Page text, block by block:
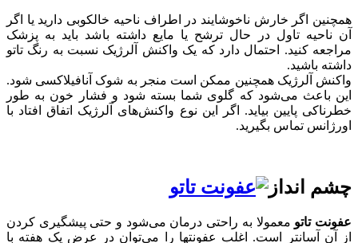
همچنین اگر خارش ناخوشایند در اطراف ناحیه خالکوبی دارید یا اگر
آن ناحیه تاول در حال ترشح یا مایع داشته باشد باید به پزشک
مراجعه کنید. احتمال دارد که یک واکنش آلرژیک نسبت به رنگ تاتو
داشته باشید.
واکنش آلرژیک همچنین ممکن است منجر به شوک آنافیلاکسی شود.
این باعث می‌شود که گلوی شما بسته شود و فشار خون به طور
خطرناکی پایین بیاید. اگر این نوع واکنش‌های آلرژیک اتفاق افتاد با
اورژانس تماس بگیرید.
چشم انداز
عفونت تاتو معمولا به راحتی درمان می‌شود و حتی پیشگیری کردن
از آن آسانتر است. اغلب عفونتها را می‌توان در عرض یک هفته با